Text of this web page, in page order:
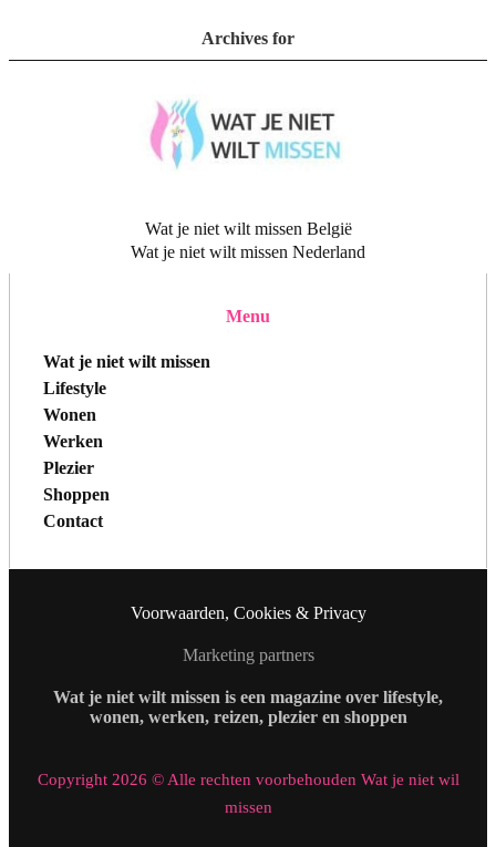
Archives for
Wat je niet wilt missen België
Wat je niet wilt missen Nederland
Menu
Wat je niet wilt missen
Lifestyle
Wonen
Werken
Plezier
Shoppen
Contact
Voorwaarden, Cookies & Privacy
Marketing partners
Wat je niet wilt missen is een magazine over lifestyle,
wonen, werken, reizen, plezier en shoppen
Copyright 2026 © Alle rechten voorbehouden Wat je niet wil
missen